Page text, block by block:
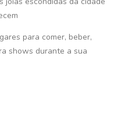
para comer, beber,
shows durante a sua